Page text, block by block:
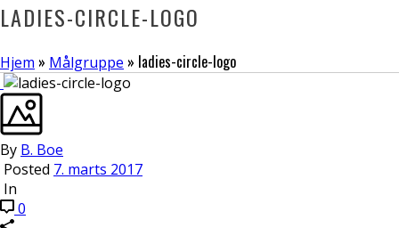
LADIES-CIRCLE-LOGO
Hjem » Målgruppe » ladies-circle-logo
By B. Boe
Posted 7. marts 2017
In
0